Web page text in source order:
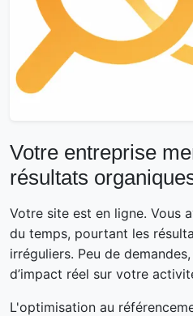
Votre entreprise
résultats
Votre site est en ligne. Vous
du temps, pourtant les
irréguliers. Peu de
d’impact réel sur votre
L'optimisation au